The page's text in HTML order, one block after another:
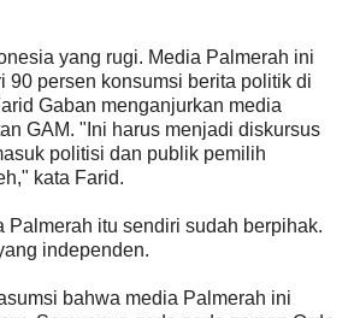
yang rugi. Media Palmerah ini
90 persen konsumsi berita politik di
Gaban menganjurkan media
GAM. "Ini harus menjadi diskursus
politisi dan publik pemilih
kata Farid.
Palmerah itu sendiri sudah berpihak.
independen.
bahwa media Palmerah ini